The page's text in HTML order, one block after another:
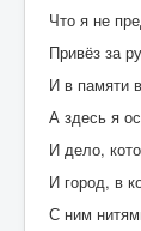
Что я не
Привёз за
И в памяти
А здесь я
И дело,
И город, в
С ним